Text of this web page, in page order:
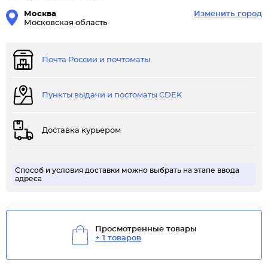
Москва
Московская область
Изменить город
Почта России и почтоматы
Пункты выдачи и постоматы CDEK
Доставка курьером
Способ и условия доставки можно выбрать на этапе ввода
адреса
Просмотренные товары
+ 1 товаров